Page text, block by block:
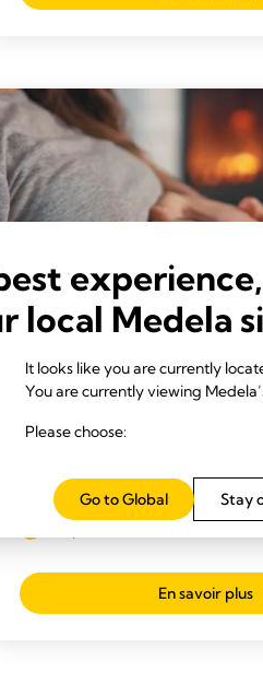
Césarienne programmée :
devez savoir
En savoir plus
local Medela
It looks like you are currently
You are currently viewing
Please choose:
Stay
Go to Global